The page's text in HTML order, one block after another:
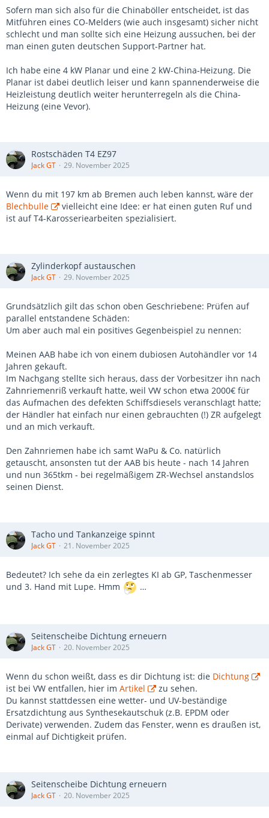
Sofern man sich also für die Chinaböller entscheidet, ist das
Mitführen eines CO-Melders (wie auch insgesamt) sicher nicht
schlecht und man sollte sich eine Heizung aussuchen, bei der
man einen guten deutschen Support-Partner hat.
Ich habe eine 4 kW Planar und eine 2 kW-China-Heizung. Die
Planar ist dabei deutlich leiser und kann spannenderweise die
Heizleistung deutlich weiter herunterregeln als die China-
Heizung (eine Vevor).
Rostschäden T4 EZ97
Jack GT 29. November 2025
Wenn du mit 197 km ab Bremen auch leben kannst, wäre der
Blechbulle
vielleicht eine Idee: er hat einen guten Ruf und
ist auf T4-Karosseriearbeiten spezialisiert.
Zylinderkopf austauschen
Jack GT 29. November 2025
Grundsätzlich gilt das schon oben Geschriebene: Prüfen auf
parallel entstandene Schäden:
Um aber auch mal ein positives Gegenbeispiel zu nennen:
Meinen AAB habe ich von einem dubiosen Autohändler vor 14
Jahren gekauft.
Im Nachgang stellte sich heraus, dass der Vorbesitzer ihn nach
Zahnriemenriß verkauft hatte, weil VW schon etwa 2000€ für
das Aufmachen des defekten Schiffsdiesels veranschlagt hatte;
der Händler hat einfach nur einen gebrauchten (!) ZR aufgelegt
und an mich verkauft.
Den Zahnriemen habe ich samt WaPu & Co. natürlich
getauscht, ansonsten tut der AAB bis heute - nach 14 Jahren
und nun 365tkm - bei regelmäßigem ZR-Wechsel anstandslos
seinen Dienst.
Tacho und Tankanzeige spinnt
Jack GT 21. November 2025
Bedeutet? Ich sehe da ein zerlegtes KI ab GP, Taschenmesser
und 3. Hand mit Lupe. Hmm
…
Seitenscheibe Dichtung erneuern
Jack GT 20. November 2025
Wenn du schon weißt, dass es dir Dichtung ist: die Dichtung
ist bei VW entfallen, hier im Artikel
zu sehen.
Du kannst stattdessen eine wetter- und UV-beständige
Ersatzdichtung aus Synthesekautschuk (z.B. EPDM oder
Derivate) verwenden. Zudem das Fenster, wenn es draußen ist,
einmal auf Dichtigkeit prüfen.
Seitenscheibe Dichtung erneuern
Jack GT 20. November 2025